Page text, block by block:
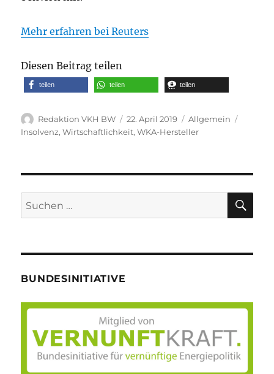
Mehr erfahren bei Reuters
Diesen Beitrag teilen
teilen teilen teilen
Autor
Redaktion VKH BW
Veröffentlicht
am
22. April 2019 Kategorien
Allgemein
Insolvenz,Wirtschaftlichkeit,WKA-Hersteller
Suche
nach:
BUNDESINITIATIVE